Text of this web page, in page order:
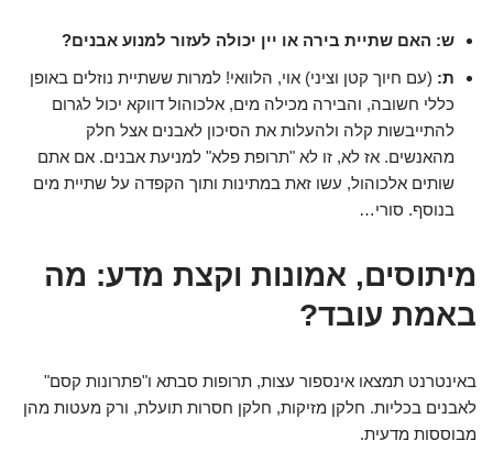
ש: האם שתיית בירה או יין יכולה לעזור למנוע אבנים?
ת: (עם חיוך קטן וציני) אוי, הלוואי! למרות ששתיית נוזלים באופן
כללי חשובה, והבירה מכילה מים, אלכוהול דווקא יכול לגרום
להתייבשות קלה ולהעלות את הסיכון לאבנים אצל חלק
מהאנשים. אז לא, זו לא "תרופת פלא" למניעת אבנים. אם אתם
שותים אלכוהול, עשו זאת במתינות ותוך הקפדה על שתיית מים
בנוסף. סורי…
מיתוסים, אמונות וקצת מדע: מה
באמת עובד?
באינטרנט תמצאו אינספור עצות, תרופות סבתא ו"פתרונות קסם"
לאבנים בכליות. חלקן מזיקות, חלקן חסרות תועלת, ורק מעטות מהן
מבוססות מדעית.